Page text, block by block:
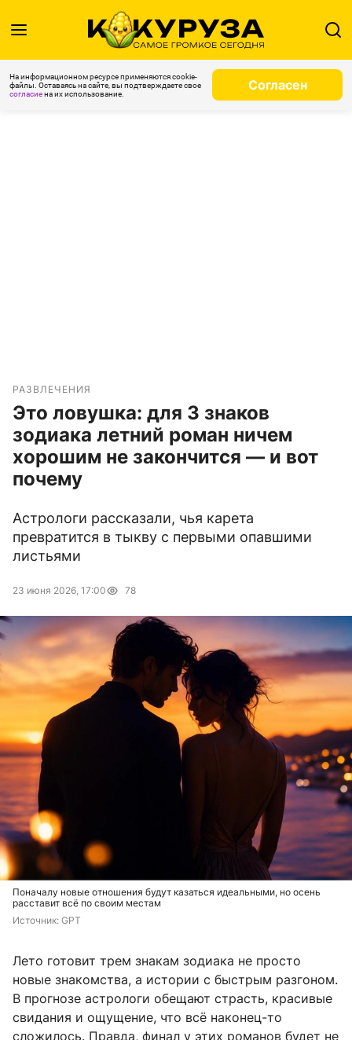
На информационном ресурсе применяются cookie-
файлы. Оставаясь на сайте, вы подтверждаете свое
согласиена их использование.
Согласен
РАЗВЛЕЧЕНИЯ
Это ловушка: для 3 знаков
зодиака летний роман ничем
хорошим не закончится — и вот
почему
Астрологи рассказали, чья карета
превратится в тыкву с первыми опавшими
листьями
23 июня 2026, 17:00 78
Поначалу новые отношения будут казаться идеальными, но осень
расставит всё по своим местам
Источник: GPT
Лето готовит трем знакам зодиака не просто
новые знакомства, а истории с быстрым разгоном.
В прогнозе астрологи обещают страсть, красивые
свидания и ощущение, что всё наконец-то
сложилось. Правда, финал у этих романов будет не